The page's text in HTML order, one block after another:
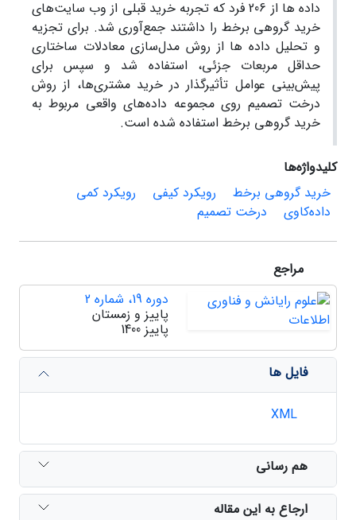
داده ها از 206 فرد که تجربه خرید قبلی از وب سایت‌های
خرید گروهی برخط را داشتند جمع‌آوری شد. برای تجزیه
و تحلیل داده ها از روش مدل‌سازی معادلات ساختاری
حداقل مربعات جزئی، استفاده شد و سپس برای
پیش‌بینی عوامل تأثیرگذار در خرید مشتری‌ها، از روش
درخت تصمیم روی مجموعه داده‌های واقعی مربوط به
خرید گروهی برخط استفاده شده است.
کلیدواژه‌ها
خرید گروهی برخط
رویکرد کیفی
رویکرد کمی
داده‌کاوی
درخت تصمیم
مراجع
دوره 19، شماره 2
پاییز و زمستان
پاییز 1400
فایل ها
هم رسانی
ارجاع به این مقاله